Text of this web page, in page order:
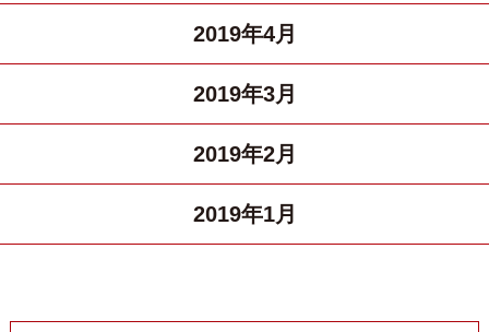
2019年4月
2019年3月
2019年2月
2019年1月